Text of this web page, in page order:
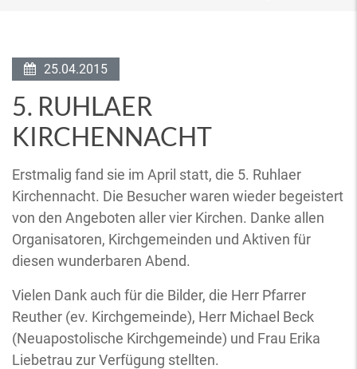
25.04.2015
5. RUHLAER
KIRCHENNACHT
Erstmalig fand sie im April statt, die 5. Ruhlaer
Kirchennacht. Die Besucher waren wieder begeistert
von den Angeboten aller vier Kirchen. Danke allen
Organisatoren, Kirchgemeinden und Aktiven für
diesen wunderbaren Abend.
Vielen Dank auch für die Bilder, die Herr Pfarrer
Reuther (ev. Kirchgemeinde), Herr Michael Beck
(Neuapostolische Kirchgemeinde) und Frau Erika
Liebetrau zur Verfügung stellten.